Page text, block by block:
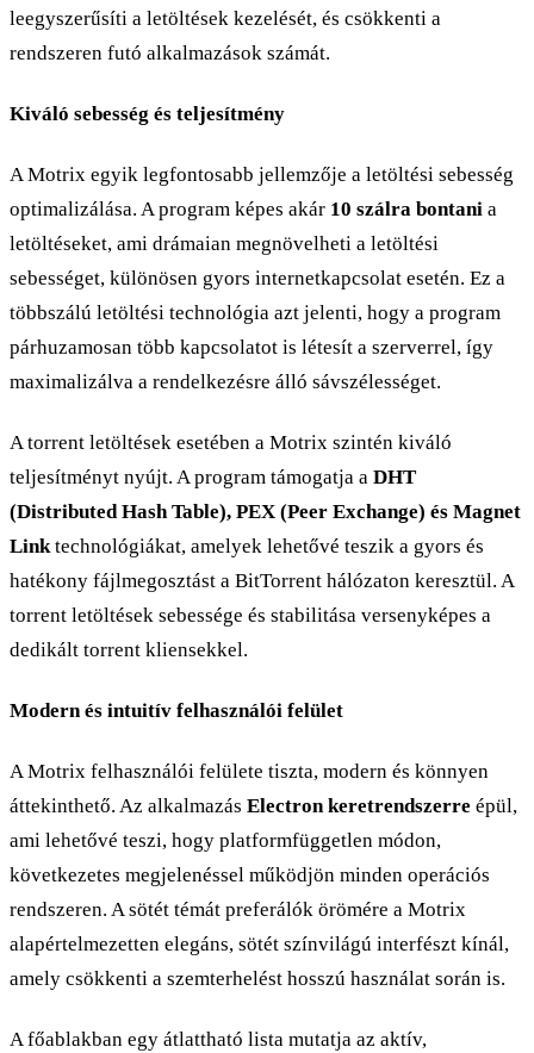
leegyszerűsíti a letöltések kezelését, és csökkenti a
rendszeren futó alkalmazások számát.
Kiváló sebesség és teljesítmény
A Motrix egyik legfontosabb jellemzője a letöltési sebesség
optimalizálása. A program képes akár 10 szálra bontani a
letöltéseket, ami drámaian megnövelheti a letöltési
sebességet, különösen gyors internetkapcsolat esetén. Ez a
többszálú letöltési technológia azt jelenti, hogy a program
párhuzamosan több kapcsolatot is létesít a szerverrel, így
maximalizálva a rendelkezésre álló sávszélességet.
A torrent letöltések esetében a Motrix szintén kiváló
teljesítményt nyújt. A program támogatja a DHT
(Distributed Hash Table), PEX (Peer Exchange) és Magnet
Linktechnológiákat, amelyek lehetővé teszik a gyors és
hatékony fájlmegosztást a BitTorrent hálózaton keresztül. A
torrent letöltések sebessége és stabilitása versenyképes a
dedikált torrent kliensekkel.
Modern és intuitív felhasználói felület
A Motrix felhasználói felülete tiszta, modern és könnyen
áttekinthető. Az alkalmazás Electron keretrendszerre épül,
ami lehetővé teszi, hogy platformfüggetlen módon,
következetes megjelenéssel működjön minden operációs
rendszeren. A sötét témát preferálók örömére a Motrix
alapértelmezetten elegáns, sötét színvilágú interfészt kínál,
amely csökkenti a szemterhelést hosszú használat során is.
A főablakban egy átlattható lista mutatja az aktív,